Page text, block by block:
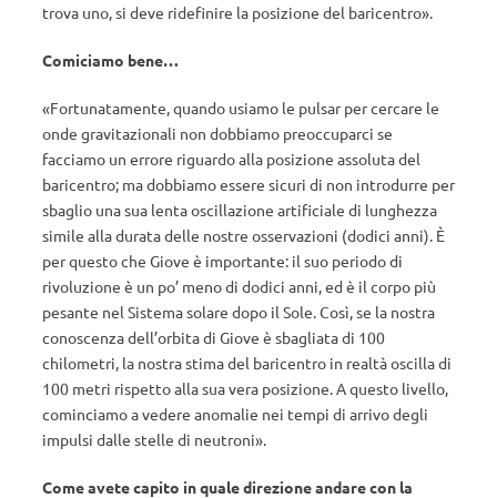
trova uno, si deve ridefinire la posizione del baricentro».
Comiciamo bene…
«Fortunatamente, quando usiamo le pulsar per cercare le
onde gravitazionali non dobbiamo preoccuparci se
facciamo un errore riguardo alla posizione assoluta del
baricentro; ma dobbiamo essere sicuri di non introdurre per
sbaglio una sua lenta oscillazione artificiale di lunghezza
simile alla durata delle nostre osservazioni (dodici anni). È
per questo che Giove è importante: il suo periodo di
rivoluzione è un po’ meno di dodici anni, ed è il corpo più
pesante nel Sistema solare dopo il Sole. Così, se la nostra
conoscenza dell’orbita di Giove è sbagliata di 100
chilometri, la nostra stima del baricentro in realtà oscilla di
100 metri rispetto alla sua vera posizione. A questo livello,
cominciamo a vedere anomalie nei tempi di arrivo degli
impulsi dalle stelle di neutroni».
Come avete capito in quale direzione andare con la